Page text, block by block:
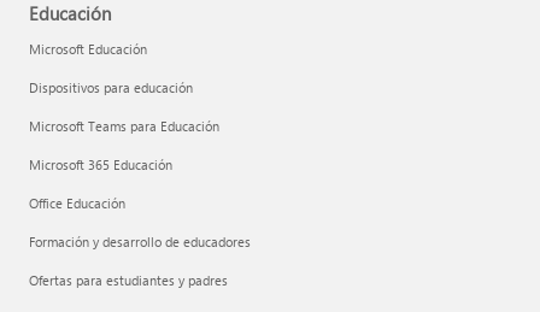
Educación
Microsoft Educación
Dispositivos para educación
Microsoft Teams para Educación
Microsoft 365 Educación
Office Educación
Formación y desarrollo de educadores
Ofertas para estudiantes y padres